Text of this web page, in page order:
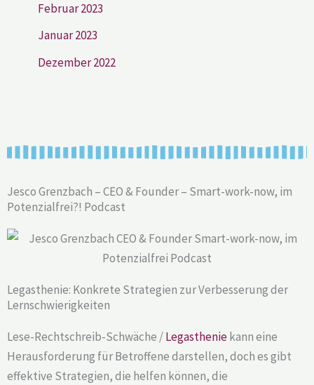
Februar 2023
Januar 2023
Dezember 2022
Jesco Grenzbach – CEO & Founder – Smart-work-now, im
Potenzialfrei?! Podcast
Legasthenie: Konkrete Strategien zur Verbesserung der
Lernschwierigkeiten
Lese-Rechtschreib-Schwäche /Legastheniekann eine
Herausforderung für Betroffene darstellen, doch es gibt
effektive Strategien, die helfen können, die